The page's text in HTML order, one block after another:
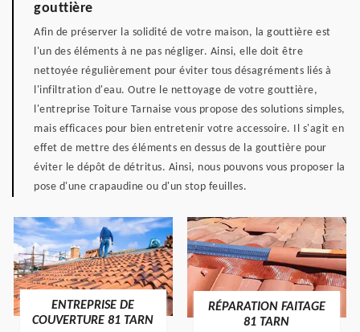
gouttière
Afin de préserver la solidité de votre maison, la gouttière est
l'un des éléments à ne pas négliger. Ainsi, elle doit être
nettoyée régulièrement pour éviter tous désagréments liés à
l'infiltration d'eau. Outre le nettoyage de votre gouttière,
l'entreprise Toiture Tarnaise vous propose des solutions simples,
mais efficaces pour bien entretenir votre accessoire. Il s'agit en
effet de mettre des éléments en dessus de la gouttière pour
éviter le dépôt de détritus. Ainsi, nous pouvons vous proposer la
pose d'une crapaudine ou d'un stop feuilles.
ENTREPRISE DE
COUVERTURE 81 TARN
RÉPARATION FAITAGE
81 TARN